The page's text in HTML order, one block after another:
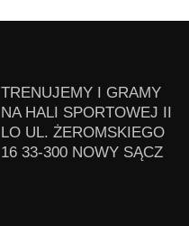
TRENUJEMY I GRAMY
NA HALI SPORTOWEJ II
LO UL. ŻEROMSKIEGO
16 33-300 NOWY SĄCZ